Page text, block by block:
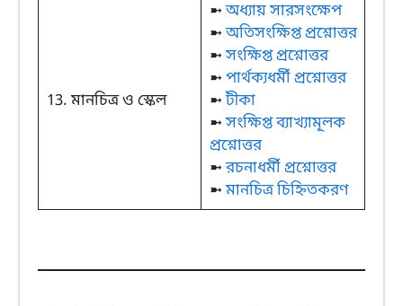
13. মানচিত্র ও স্কেল
➼অধ্যায় সারসংক্ষেপ
➼অতিসংক্ষিপ্ত প্রশ্নোত্তর
➼সংক্ষিপ্ত প্রশ্নোত্তর
➼ পার্থক্যধর্মী প্রশ্নোত্তর
➼টীকা
➼সংক্ষিপ্ত ব্যাখ্যামূলক
প্রশ্নোত্তর
➼রচনাধর্মী প্রশ্নোত্তর
➼মানচিত্র চিহ্নিতকরণ